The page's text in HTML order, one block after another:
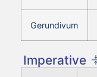
Gerundivum
Imperative